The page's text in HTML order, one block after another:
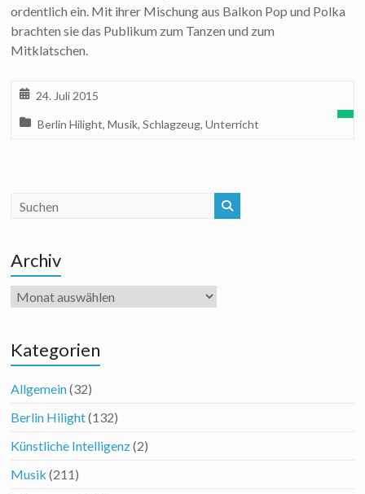
ordentlich ein. Mit ihrer Mischung aus Balkon Pop und Polka
brachten sie das Publikum zum Tanzen und zum
Mitklatschen.
24. Juli 2015
Berlin Hilight,Musik,Schlagzeug,Unterricht
Archiv
Archiv
Kategorien
Allgemein(32)
Berlin Hilight(132)
Künstliche Intelligenz(2)
Musik (211)